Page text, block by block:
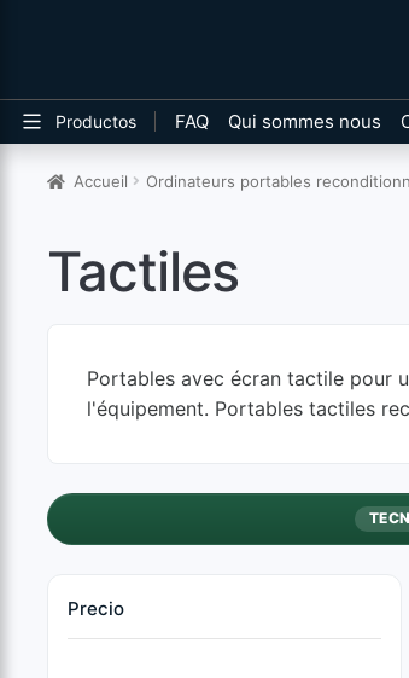
Productos FAQ Qui sommes nous
Accueil Ordinateurs portables
Tactiles
Portables avec écran tactile pour
l'équipement. Portables tactiles
Precio